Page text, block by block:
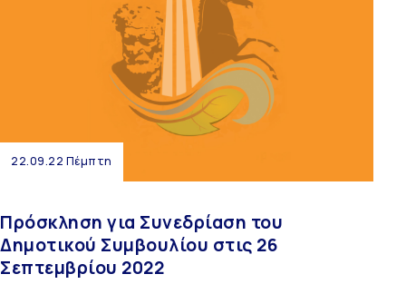
22.09.22 Πέμπτη
Πρόσκληση για Συνεδρίαση του
Δημοτικού Συμβουλίου στις 26
Σεπτεμβρίου 2022